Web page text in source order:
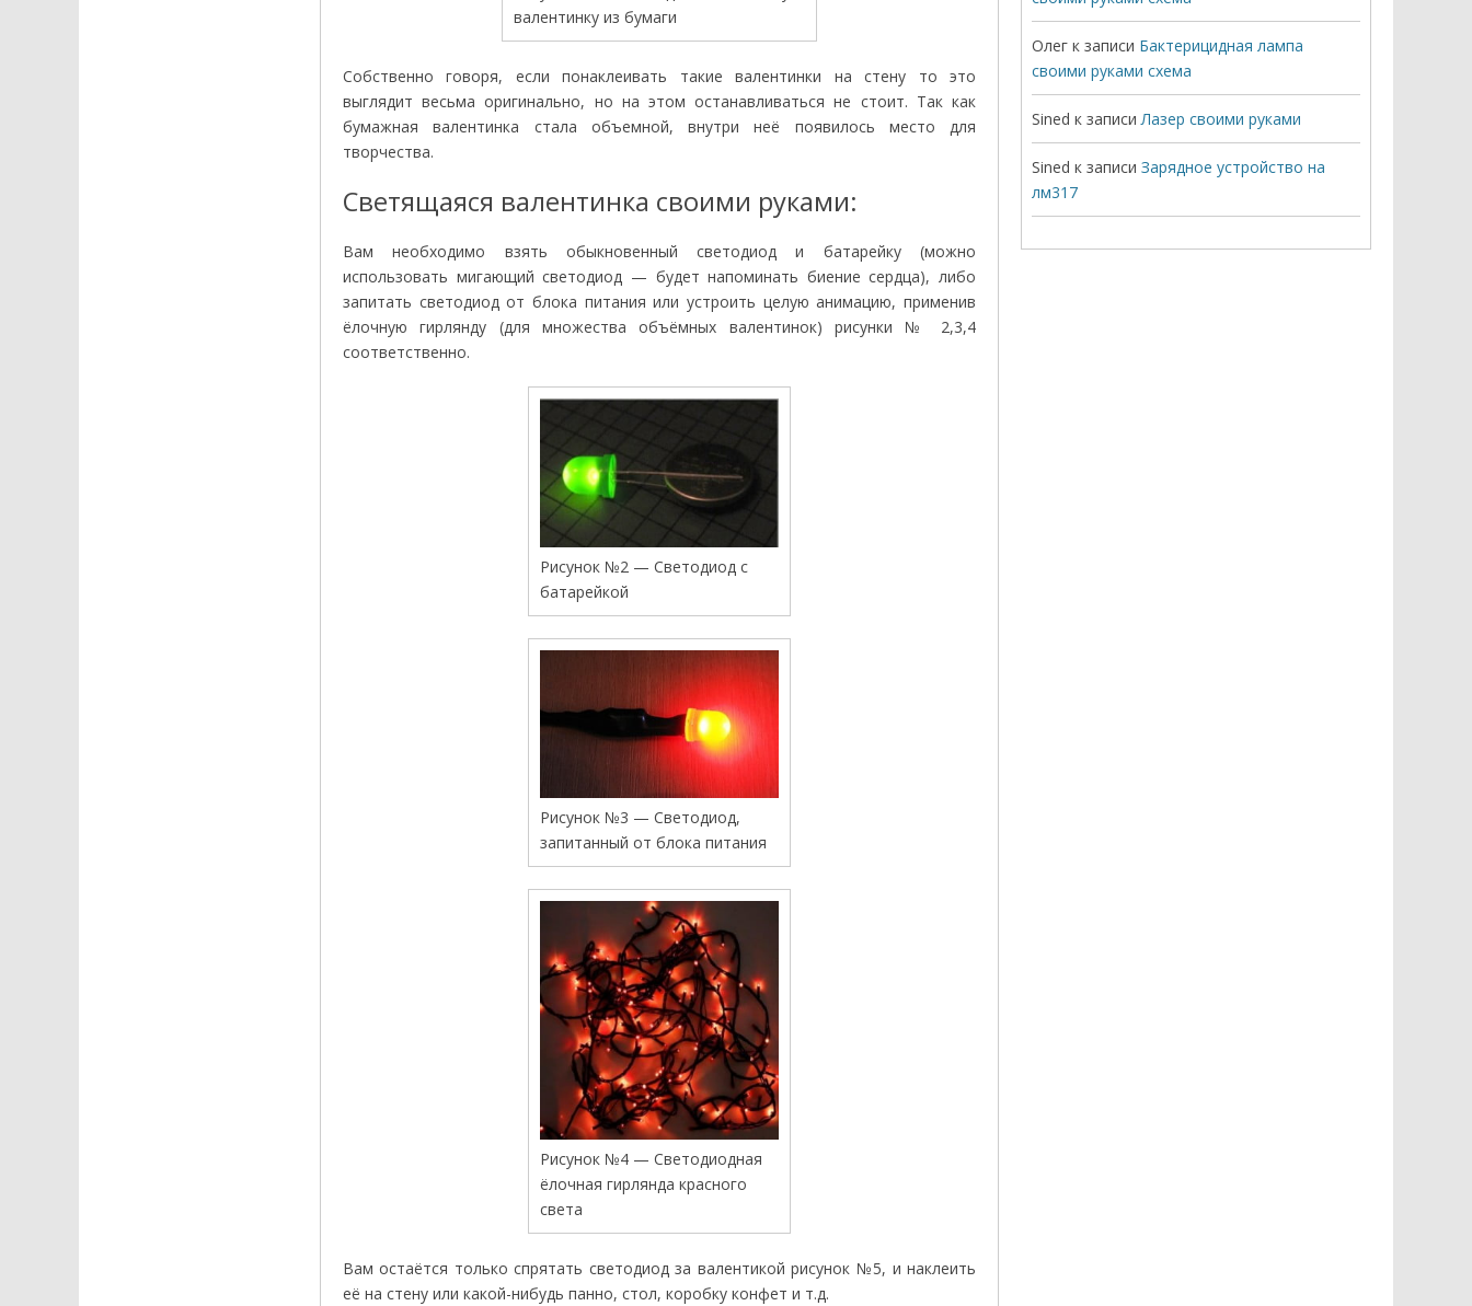
валентинку из бумаги
Собственно говоря, если понаклеивать такие валентинки на стену то это
выглядит весьма оригинально, но на этом останавливаться не стоит. Так как
бумажная валентинка стала объемной, внутри неё появилось место для
творчества.
Светящаяся валентинка своими руками:
Вам необходимо взять обыкновенный светодиод и батарейку (можно
использовать мигающий светодиод — будет напоминать биение сердца), либо
запитать светодиод от блока питания или устроить целую анимацию, применив
ёлочную гирлянду (для множества объёмных валентинок) рисунки № 2,3,4
соответственно.
Рисунок №2 — Светодиод с
батарейкой
Рисунок №3 — Светодиод,
запитанный от блока питания
Рисунок №4 — Светодиодная
ёлочная гирлянда красного
света
Вам остаётся только спрятать светодиод за валентикой рисунок №5, и наклеить
её на стену или какой-нибудь панно, стол, коробку конфет и т.д.
Олег к записи Бактерицидная лампа
своими руками схема
Sined к записи Лазер своими руками
Sined к записи Зарядное устройство на
лм317